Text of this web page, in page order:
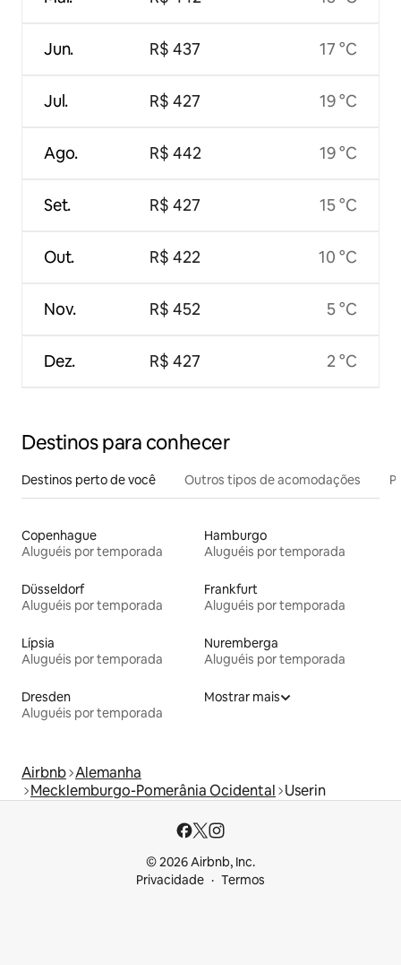
Jun.
Jul.
Ago.
Set.
Out.
Nov.
Dez.
R$ 437
R$ 427
R$ 442
R$ 427
R$ 422
R$ 452
R$ 427
17 °C
19 °C
19 °C
15 °C
10 °C
5 °C
2 °C
Destinos para conhecer
Destinos perto de você Outros tipos de acomodações
Copenhague
Aluguéis por temporada
Hamburgo
Aluguéis por temporada
Düsseldorf
Aluguéis por temporada
Frankfurt
Aluguéis por temporada
Lípsia
Aluguéis por temporada
Nuremberga
Aluguéis por temporada
Dresden
Aluguéis por temporada
Mostrar mais
Airbnb Alemanha
Mecklemburgo-Pomerânia Ocidental Userin
© 2026 Airbnb, Inc.
Privacidade
Termos